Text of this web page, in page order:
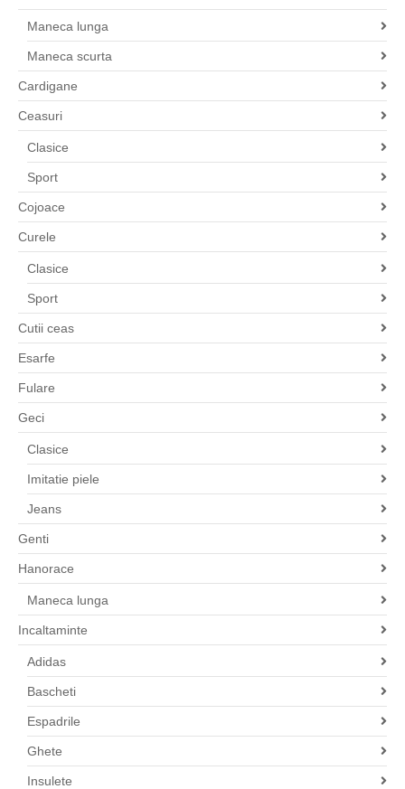
Maneca lunga
Maneca scurta
Cardigane
Ceasuri
Clasice
Sport
Cojoace
Curele
Clasice
Sport
Cutii ceas
Esarfe
Fulare
Geci
Clasice
Imitatie piele
Jeans
Genti
Hanorace
Maneca lunga
Incaltaminte
Adidas
Bascheti
Espadrile
Ghete
Insulete